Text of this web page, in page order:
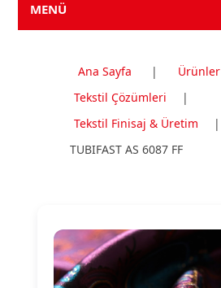
MENÜ
Ana Sayfa | Ürünler
Tekstil Çözümleri
|
Tekstil Finisaj & Üretim
|
TUBIFAST AS 6087 FF